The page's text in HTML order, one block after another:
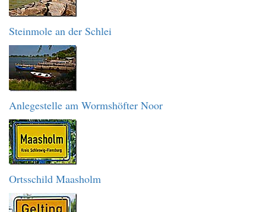
Steinmole an der Schlei
Anlegestelle am Wormshöfter Noor
Ortsschild Maasholm